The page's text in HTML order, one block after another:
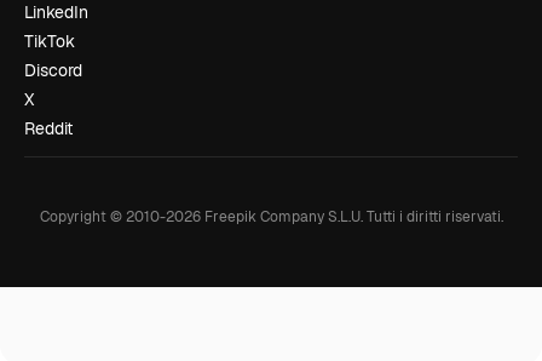
LinkedIn
TikTok
Discord
X
Reddit
Copyright © 2010-2026Freepik Company S.L.U. Tutti i diritti riservati.